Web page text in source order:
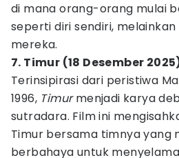
di mana orang-orang mulai
seperti diri sendiri, melainkan
mereka.
7. Timur (18 Desember
Terinsipirasi dari peristiwa
1996, Timurmenjadi karya
sutradara. Film ini
Timur bersama timnya yang
berbahaya untuk